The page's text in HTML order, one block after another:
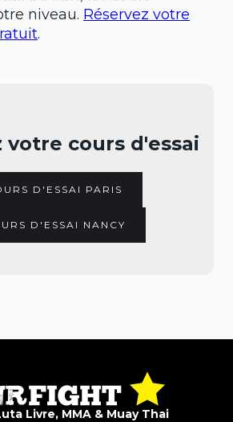
niveau. Réservez votre
.
votre cours d'essai
D'ESSAI PARIS
D'ESSAI NANCY
Livre, MMA & Muay Thai